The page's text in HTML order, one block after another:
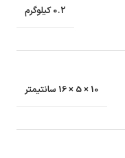
0.2 کیلوگرم
10 × 5 × 16 سانتیمتر